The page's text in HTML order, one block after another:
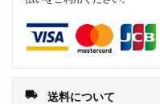
local_shipping 送料について